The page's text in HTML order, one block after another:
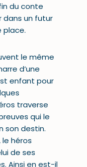
du conte
dans un futur
place.
le même
d’une
enfant pour
traverse
qui le
son destin.
héros
de ses
Ainsi en est-il